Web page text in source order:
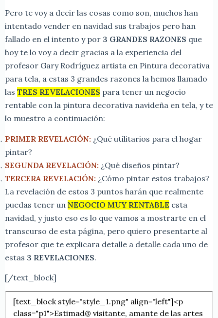
Pero te voy a decir las cosas como son, muchos han
intentado vender en navidad sus trabajos pero han
fallado en el intento y por 3 GRANDES RAZONES que
hoy te lo voy a decir gracias a la experiencia del
profesor Gary Rodríguez artista en Pintura decorativa
para tela, a estas 3 grandes razones la hemos llamado
las TRES REVELACIONES para tener un negocio
rentable con la pintura decorativa navideña en tela, y te
lo muestro a continuación:
PRIMER REVELACIÓN: ¿Qué utilitarios para el hogar
pintar?
SEGUNDA REVELACIÓN: ¿Qué diseños pintar?
TERCERA REVELACIÓN: ¿Cómo pintar estos trabajos?
La revelación de estos 3 puntos harán que realmente
puedas tener un NEGOCIO MUY RENTABLE esta
navidad, y justo eso es lo que vamos a mostrarte en el
transcurso de esta página, pero quiero presentarte al
profesor que te explicara detalle a detalle cada uno de
estas 3 REVELACIONES.
[/text_block]